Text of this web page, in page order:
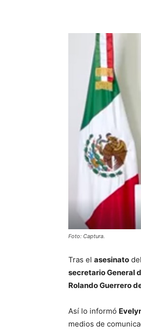
Foto: Captura.
Tras el asesinato del
secretario General
Rolando Guerrero
Así lo informó
medios de